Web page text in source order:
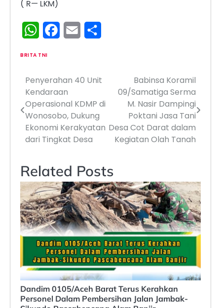
( R— LKM)
WhatsAppFacebook
Email
BRITA TNI
Navigasi
pos
Penyerahan 40 Unit
Kendaraan
Operasional KDMP di
Wonosobo, Dukung
Ekonomi Kerakyatan
dari Tingkat Desa
Babinsa Koramil
09/Samatiga Serma
M. Nasir Dampingi
Poktani Jasa Tani
Desa Cot Darat dalam
Kegiatan Olah Tanah
Related Posts
Dandim 0105/Aceh Barat Terus Kerahkan
Personel Dalam Pembersihan Jalan Jambak-